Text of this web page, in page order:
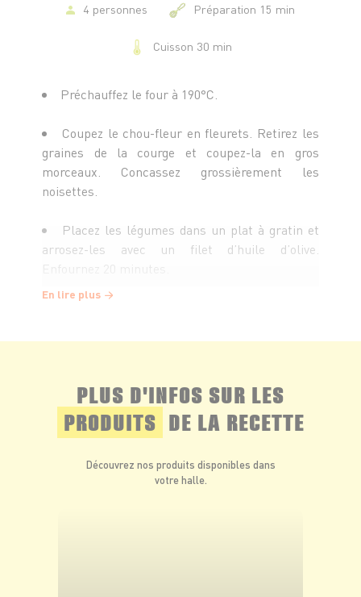
4 personnes Préparation 15 min
Cuisson 30 min
Préchauffez le four à 190°C.
Coupez le chou-fleur en fleurets. Retirez les
graines de la courge et coupez-la en gros
morceaux. Concassez grossièrement les
noisettes.
Placez les légumes dans un plat à gratin et
arrosez-les avec un filet d’huile d’olive.
Disposez ensuite 4 tranches de fromage à
du four pour 10 minutes supplémentaires,
Dégustez avec de la salade saupoudrée de
graines.
En lire plus
PLUS D'INFOS SUR LES
PRODUITS DE LA RECETTE
Découvrez nos produits disponibles dans
votre halle.